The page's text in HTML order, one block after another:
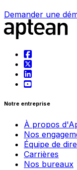
Demander une
Notre entreprise
À propos
Nos
Équipe de
Carrières
Nos bureaux